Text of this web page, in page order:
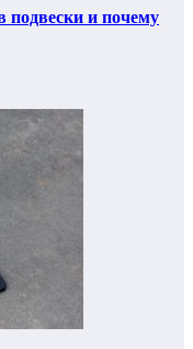
подвески и почему